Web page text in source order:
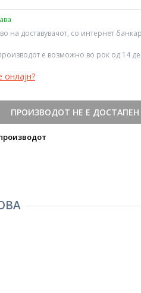
на доставувачот, со интернет
е возможно во рок од 14
онлајн?
ПРОИЗВОДОТ НЕ Е ДОСТАПЕН